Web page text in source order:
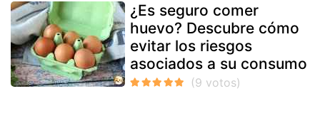
¿Es seguro comer
huevo? Descubre cómo
evitar los riesgos
asociados a su consumo